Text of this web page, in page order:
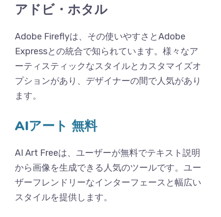
アドビ・ホタル
Adobe Fireflyは、その使いやすさとAdobe
Expressとの統合で知られています。様々なア
ーティスティックなスタイルとカスタマイズオ
プションがあり、デザイナーの間で人気があり
ます。
AIアート 無料
AI Art Freeは、ユーザーが無料でテキスト説明
から画像を生成できる人気のツールです。ユー
ザーフレンドリーなインターフェースと幅広い
スタイルを提供します。